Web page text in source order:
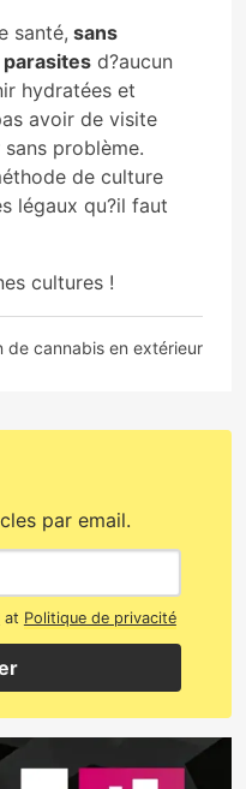
santé, sans
d?aucun
hydratées et
avoir de visite
problème.
de culture
légaux qu?il faut
cultures !
de cannabis en extérieur
par email.
at Politique de privacité